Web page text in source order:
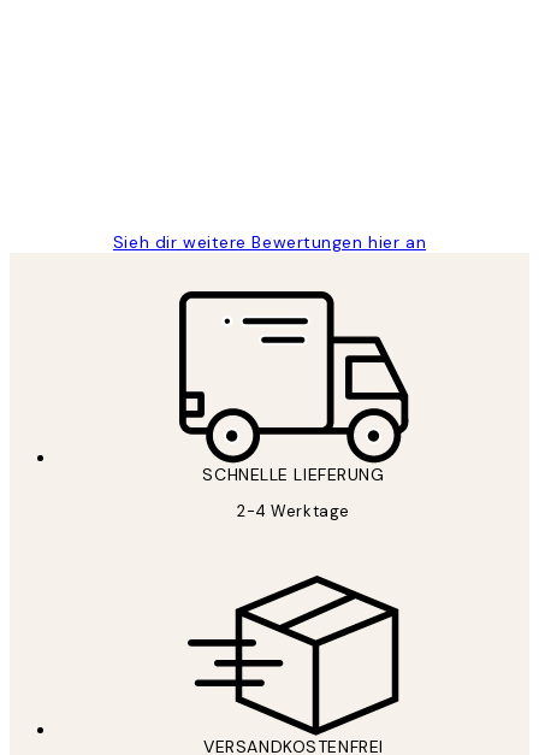
Sieh dir weitere Bewertungen hier an
SCHNELLE LIEFERUNG
2-4 Werktage
VERSANDKOSTENFREI